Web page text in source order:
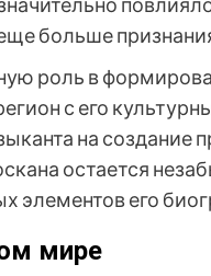
больше
роль в
с его
на создание
остается
элементов его
мире